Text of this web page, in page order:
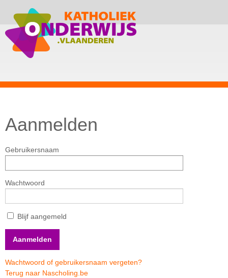
Aanmelden
Gebruikersnaam
Wachtwoord
Blijf aangemeld
Wachtwoord of gebruikersnaam vergeten?
Terug naar Nascholing.be